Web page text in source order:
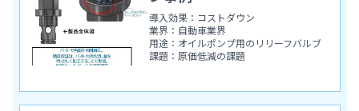
導入効果：コストダウン
業界：自動車業界
用途：オイルポンプ用のリリーフバルブ
課題：原価低減の課題